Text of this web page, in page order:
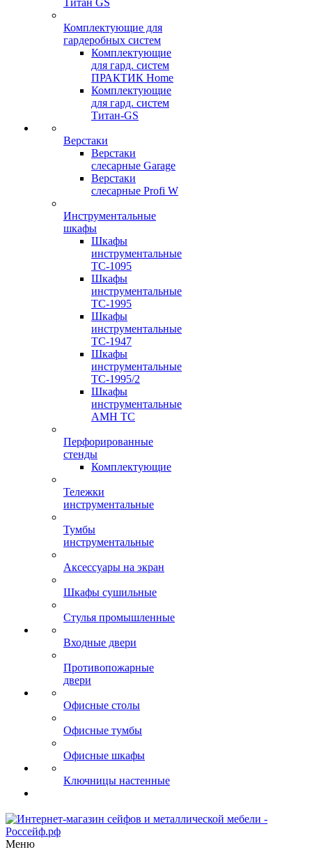
Титан GS
Комплектующие для
гардеробных систем
Комплектующие
для гард. систем
ПРАКТИК Home
Комплектующие
для гард. систем
Титан-GS
Верстаки
Верстаки
слесарные Garage
Верстаки
слесарные Profi W
Инструментальные
шкафы
Шкафы
инструментальные
TC-1095
Шкафы
инструментальные
TC-1995
Шкафы
инструментальные
TC-1947
Шкафы
инструментальные
TC-1995/2
Шкафы
инструментальные
AMH TC
Перфорированные
стенды
Комплектующие
Тележки
инструментальные
Тумбы
инструментальные
Аксессуары на экран
Шкафы сушильные
Стулья промышленные
Входные двери
Противопожарные
двери
Офисные столы
Офисные тумбы
Офисные шкафы
Ключницы настенные
Меню